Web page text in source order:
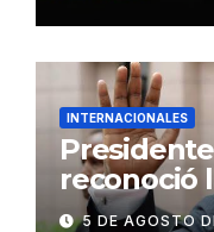
INTERNACIONALES
reconoció
5 DE AGOSTO